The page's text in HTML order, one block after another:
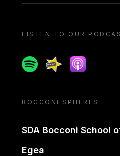
LISTEN TO OUR
SpotifySpreaker
Apple
BOCCONI SPHERES
SDA Bocconi School
Egea